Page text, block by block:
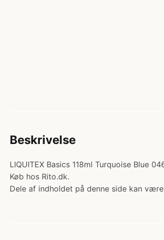
Beskrivelse
LIQUITEX Basics 118ml Turquoise Blue
Køb hos Rito.dk.
Dele af indholdet på denne side kan